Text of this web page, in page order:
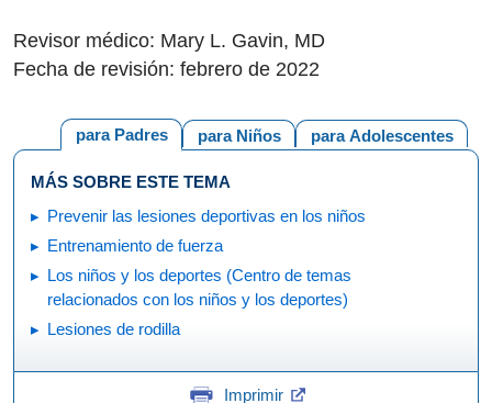
Revisor médico: Mary L. Gavin, MD
Fecha de revisión: febrero de 2022
para Adolescentes
para Niños
para Padres
MÁS SOBRE ESTE TEMA
Prevenir las lesiones deportivas en los niños
Entrenamiento de fuerza
Los niños y los deportes (Centro de temas
relacionados con los niños y los deportes)
Lesiones de rodilla
Imprimir